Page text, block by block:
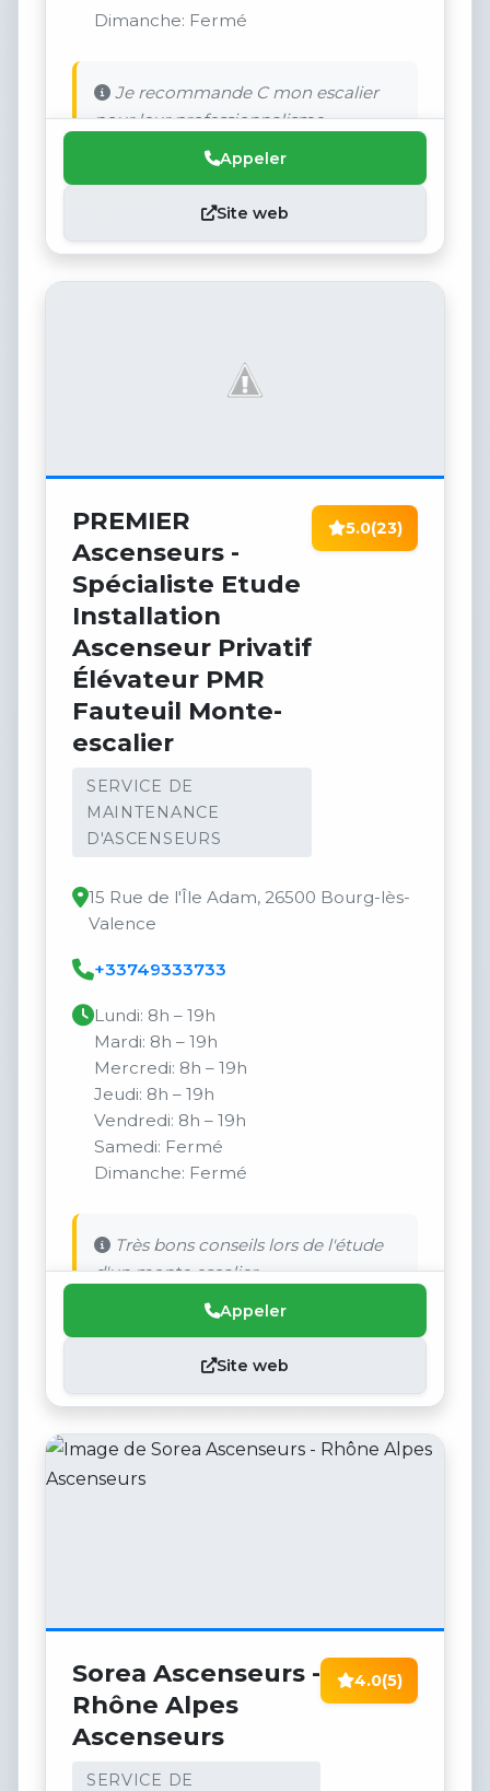
Dimanche: Fermé
Je recommande C mon escalier
pour leur professionnalisme
Appeler
Site web
PREMIER
Ascenseurs -
Spécialiste Etude
Installation
Ascenseur Privatif
Élévateur PMR
Fauteuil Monte-
escalier
SERVICE DE
MAINTENANCE
D'ASCENSEURS
5.0(23)
15 Rue de l'Île Adam, 26500 Bourg-lès-
Valence
+33749333733
Lundi: 8h – 19h
Mardi: 8h – 19h
Mercredi: 8h – 19h
Jeudi: 8h – 19h
Vendredi: 8h – 19h
Samedi: Fermé
Dimanche: Fermé
Très bons conseils lors de l'étude
d'un monte escalier.
Appeler
Site web
Sorea Ascenseurs -
Rhône Alpes
Ascenseurs
SERVICE DE
4.0(5)